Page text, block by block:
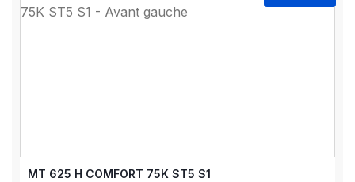
MT 625 H COMFORT 75K ST5 S1